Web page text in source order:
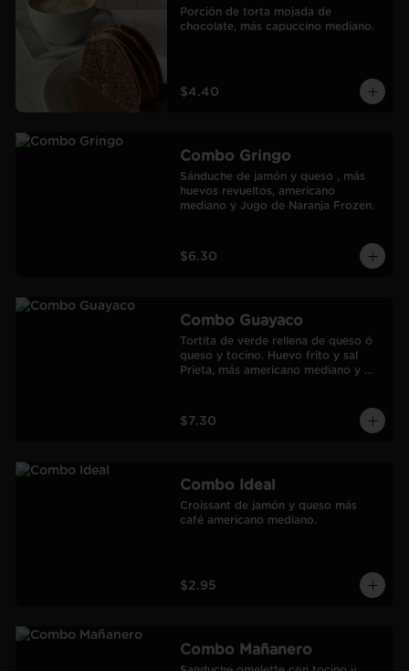
Porción de torta mojada de
chocolate, más capuccino mediano.
$4.40
Combo Gringo
Sánduche de jamón y queso , más
huevos revueltos, americano
mediano y Jugo de Naranja Frozen.
$6.30
Combo Guayaco
Tortita de verde rellena de queso ó
queso y tocino. Huevo frito y sal
Prieta, más americano mediano y
$7.30
Combo Ideal
Croissant de jamón y queso más
café americano mediano.
$2.95
Combo Mañanero